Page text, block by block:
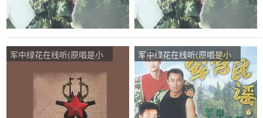
军中绿花在线听(原唱是小
军中绿花在线听(原唱是小
曾)，我是军人演唱点播:65
次